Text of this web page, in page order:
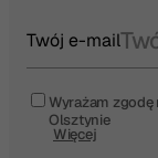
Twój e-mail
Wyrażam
Olsztynie
Więcej